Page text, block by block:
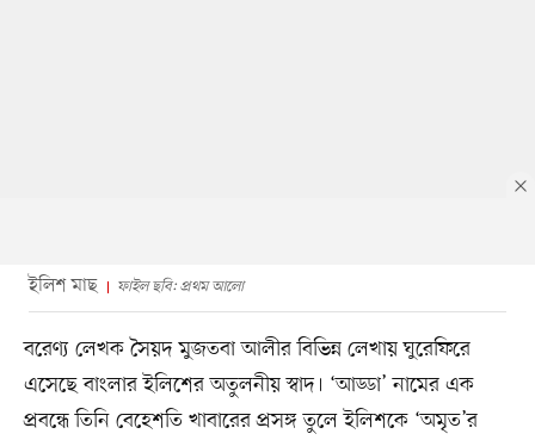
ইলিশ মাছ ফাইল ছবি: প্রথম আলো
বরেণ্য লেখক সৈয়দ মুজতবা আলীর বিভিন্ন লেখায় ঘুরেফিরে
এসেছে বাংলার ইলিশের অতুলনীয় স্বাদ। ‘আড্ডা’ নামের এক
প্রবন্ধে তিনি বেহেশতি খাবারের প্রসঙ্গ তুলে ইলিশকে ‘অমৃত’র